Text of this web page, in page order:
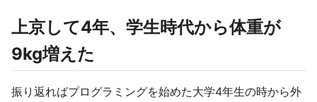
上京して4年、学生時代から体重が
9kg増えた
振り返ればプログラミングを始めた大学4年生の時から外